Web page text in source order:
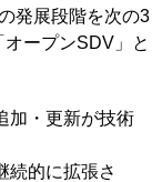
発展段階を次の3
ープンSDV」と
加・更新が技術
続的に拡張さ